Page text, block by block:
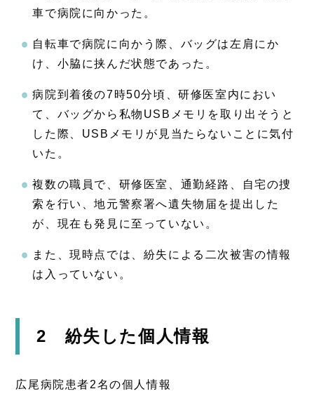
車で病院に向かった。
自転車で病院に向かう際、バッグは左肩にか
け、小脇に挟んだ状態であった。
病院到着後の7時50分頃、研修医室内におい
て、バッグから私物USBメモリを取り出そうと
した際、USBメモリが見当たらないことに気付
いた。
複数の職員で、研修医室、通勤経路、自宅の捜
索を行い、地元警察署へ遺失物届を提出した
が、現在も発見に至っていない。
また、現時点では、紛失による二次被害の情報
は入っていない。
2 紛失した個人情報
広尾病院患者2名の個人情報